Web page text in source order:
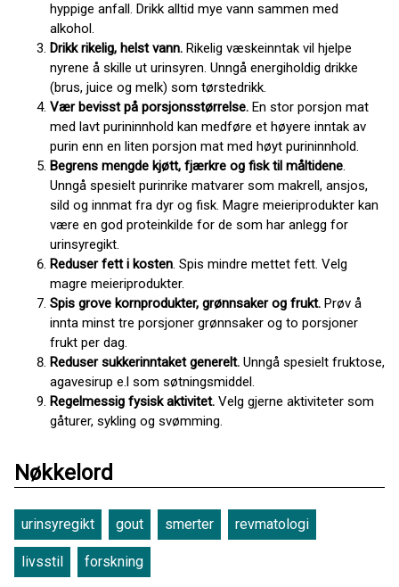
hyppige anfall. Drikk alltid mye vann sammen med
alkohol.
Drikk rikelig, helst vann. Rikelig væskeinntak vil hjelpe
nyrene å skille ut urinsyren. Unngå energiholdig drikke
(brus, juice og melk) som tørstedrikk.
Vær bevisst på porsjonsstørrelse. En stor porsjon mat
med lavt purininnhold kan medføre et høyere inntak av
purin enn en liten porsjon mat med høyt purininnhold.
Begrens mengde kjøtt, fjærkre og fisk til måltidene.
Unngå spesielt purinrike matvarer som makrell, ansjos,
sild og innmat fra dyr og fisk. Magre meieriprodukter kan
være en god proteinkilde for de som har anlegg for
urinsyregikt.
Reduser fett i kosten. Spis mindre mettet fett. Velg
magre meieriprodukter.
Spis grove kornprodukter, grønnsaker og frukt. Prøv å
innta minst tre porsjoner grønnsaker og to porsjoner
frukt per dag.
Reduser sukkerinntaket generelt. Unngå spesielt fruktose,
agavesirup e.l som søtningsmiddel.
Regelmessig fysisk aktivitet. Velg gjerne aktiviteter som
gåturer, sykling og svømming.
Nøkkelord
urinsyregikt gout smerter revmatologi
livsstil forskning